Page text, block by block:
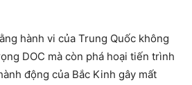
hành vi của Trung Quốc không
DOC mà còn phá hoại tiến trình
động của Bắc Kinh gây mất